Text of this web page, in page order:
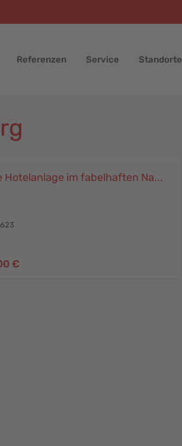
Referenzen Service Standorte
Hotelanlage im fabelhaften Na...
€